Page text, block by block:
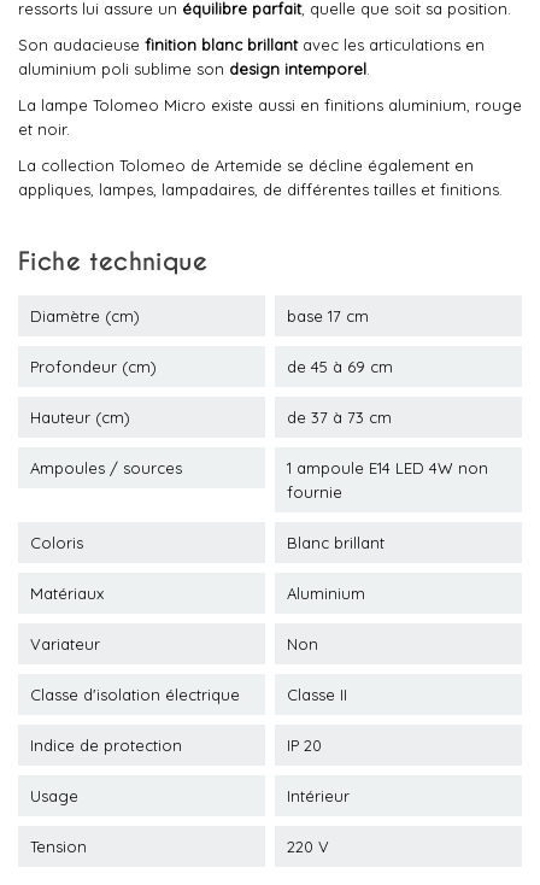
ressorts lui assure un équilibre parfait, quelle que soit sa position.
Son audacieuse finition blanc brillant avec les articulations en
aluminium poli sublime son design intemporel
La lampe Tolomeo Micro existe aussi en finitions aluminium, rouge
et noir.
La collection Tolomeo de Artemide se décline également en
appliques, lampes, lampadaires, de différentes tailles et finitions.
Fiche technique
Diamètre (cm) base 17 cm
Profondeur (cm) de 45 à 69 cm
Hauteur (cm) de 37 à 73 cm
Ampoules / sources
1 ampoule E14 LED 4W non
fournie
Coloris Blanc brillant
Matériaux Aluminium
Variateur Non
Classe d'isolation électrique Classe II
Indice de protection IP 20
Usage Intérieur
Tension 220 V